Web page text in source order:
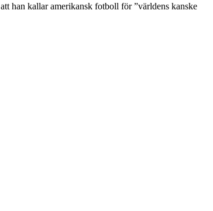
han kallar amerikansk fotboll för ”världens kanske